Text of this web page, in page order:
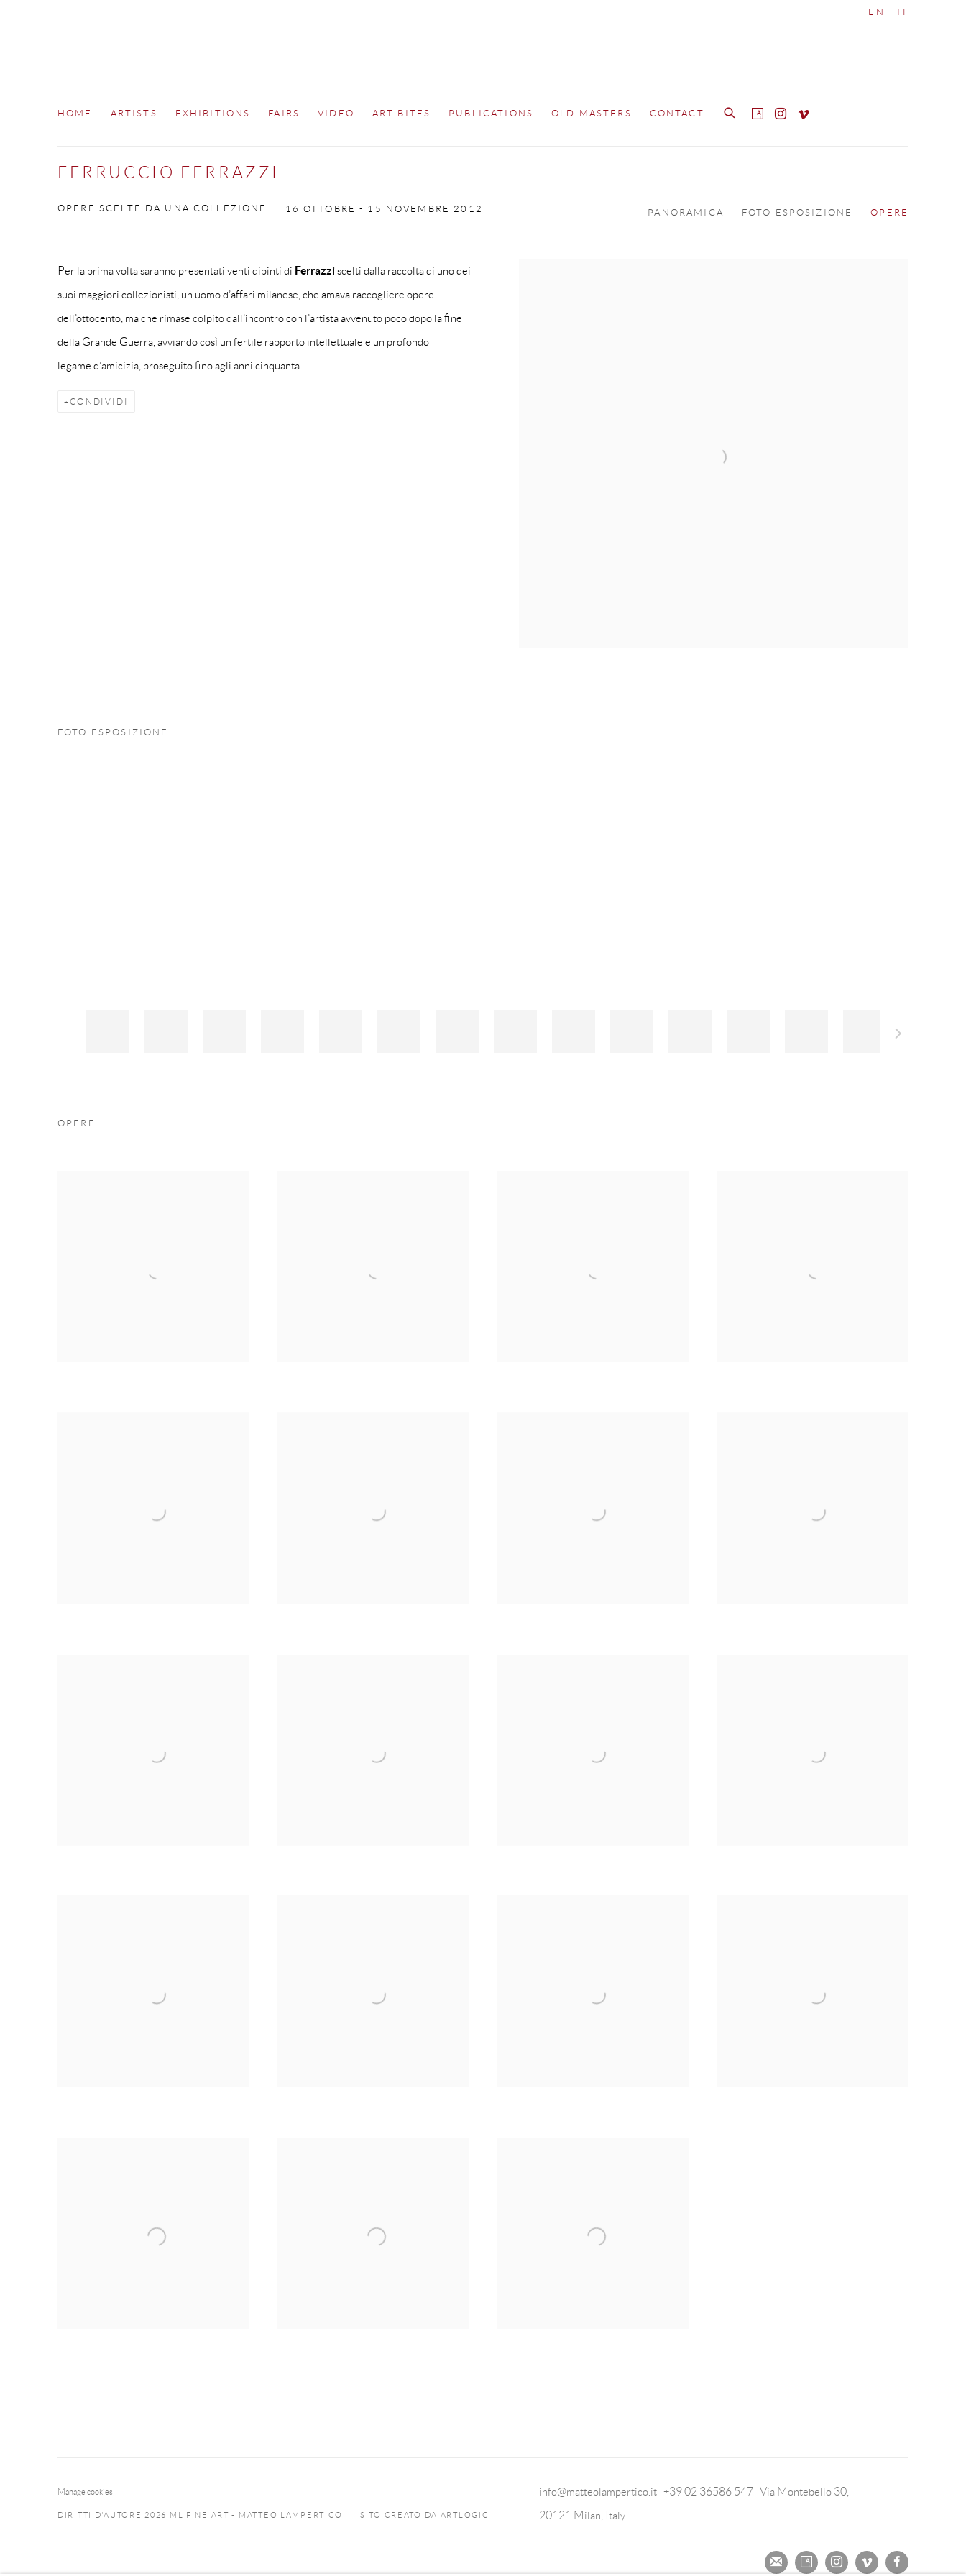
HOME ARTISTS EXHIBITIONS FAIRS VIDEO ART BITES PUBLICATIONS OLD MASTERS CONTACT
EN IT
FERRUCCIO FERRAZZI
OPERE SCELTE DA UNA COLLEZIONE 16 OTTOBRE - 15 NOVEMBRE 2012 PANORAMICA FOTO ESPOSIZIONE OPERE
Per la prima volta saranno presentati venti dipinti di Ferrazzi scelti dalla raccolta di uno dei
suoi maggiori collezionisti, un uomo d’affari milanese, che amava raccogliere opere
dell’ottocento, ma che rimase colpito dall’incontro con l’artista avvenuto poco dopo la fine
della Grande Guerra, avviando così un fertile rapporto intellettuale e un profondo
legame d’amicizia, proseguito fino agli anni cinquanta.
CONDIVIDI
FOTO ESPOSIZIONE
OPERE
Manage cookies
DIRITTI D'AUTORE 2026 ML FINE ART - MATTEO LAMPERTICO SITO CREATO DA ARTLOGIC
info@matteolampertico.it +39 02 36586 547 Via Montebello 30,
20121 Milan, Italy